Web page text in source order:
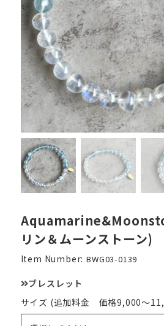
リン＆ムーンストーン)
Item Number: BWG03-0139
ブレスレット
サイズ (追加料金 価格9,000～